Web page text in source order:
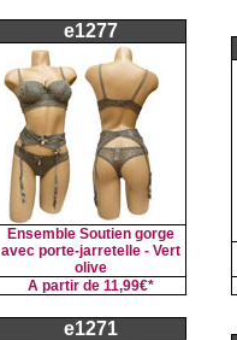
e1277
Ensemble Soutien gorge
avec porte-jarretelle - Vert
olive
A partir de 11,99€*
e1271